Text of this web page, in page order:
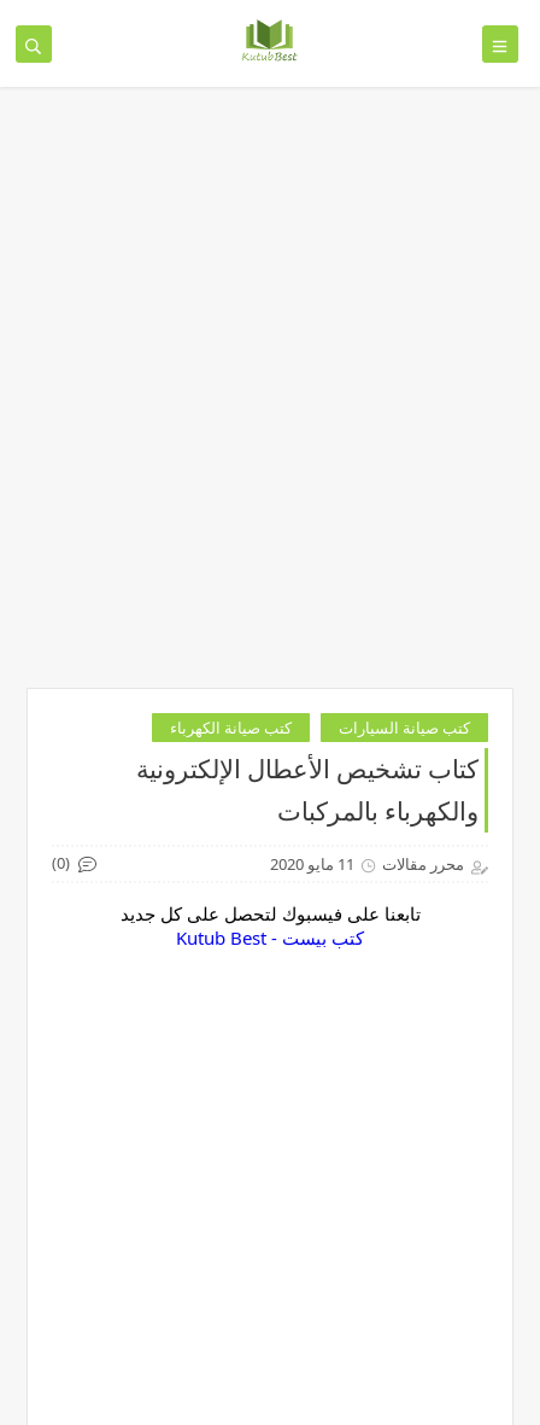
كتب صيانة السيارات كتب صيانة الكهرباء
كتاب تشخيص الأعطال الإلكترونية
والكهرباء بالمركبات
محرر مقالات 11 مايو 2020 (0)
تابعنا على فيسبوك لتحصل على كل جديد
‏كتب بيست - Kutub Best‏